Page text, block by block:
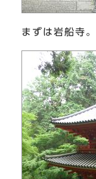
まずは岩船寺